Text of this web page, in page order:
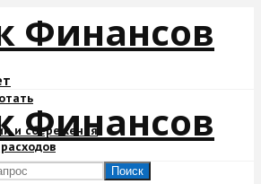
и сбережения
Поиск